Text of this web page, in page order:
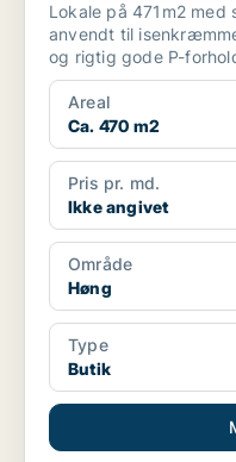
Lokale på 471m2
anvendt til
og rigtig gode P-
Areal
Ca. 470 m2
Pris pr. md.
Ikke angivet
Område
Høng
Type
Butik